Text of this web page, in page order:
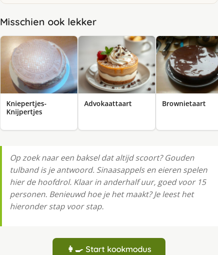
Misschien ook lekker
Kniepertjes-
Knijpertjes
Advokaattaart Brownietaart
Op zoek naar een baksel dat altijd scoort? Gouden
tulband is je antwoord. Sinaasappels en eieren spelen
hier de hoofdrol. Klaar in anderhalf uur, goed voor 15
personen. Benieuwd hoe je het maakt? Je leest het
hieronder stap voor stap.
👩‍🍳 Start kookmodus